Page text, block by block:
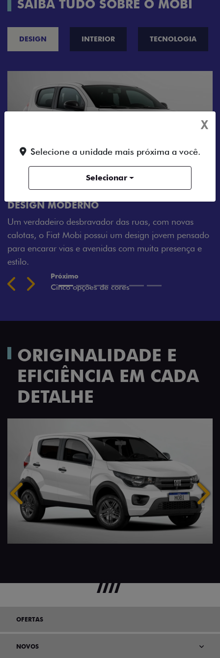
SAIBA TUDO SOBRE O MOBI
DESIGN INTERIOR TECNOLOGIA
CINCO OPÇÕES DE CORES
O Fiat Mobi tem sempre uma opção de cor que é a
sua cara. Escolha entre o Preto Vulcano, Vermelho
Montecarlo, Branco Banchisa, Prata Bari e Cinza
Silverstone.
Previous
Next
ORIGINALIDADE E
EFICIÊNCIA EM CADA
DETALHE
Anterior
OFERTAS
NOVOS
X
Selecione a unidade mais próxima a você.
Selecionar